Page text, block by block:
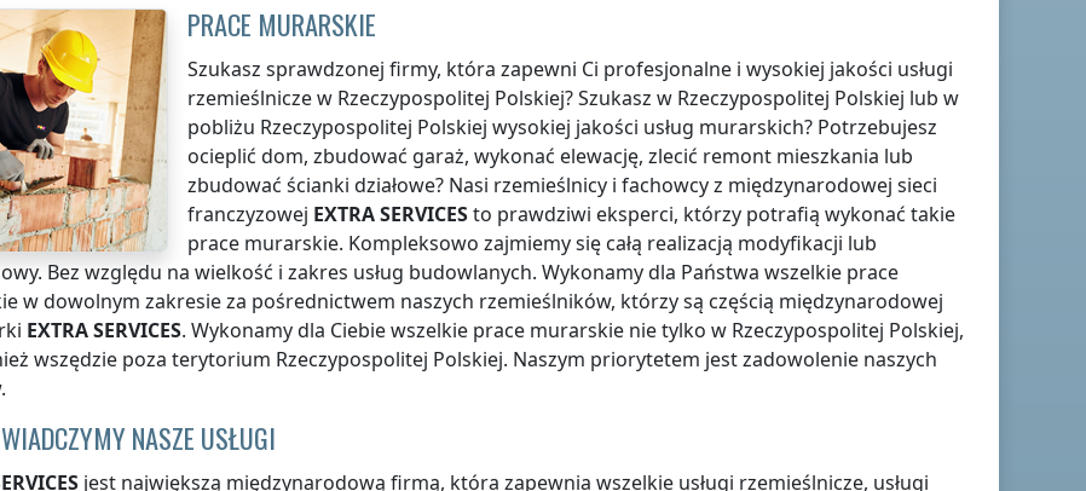
PRACE MURARSKIE
Szukasz sprawdzonej firmy, która zapewni Ci profesjonalne i wysokiej jakości usługi
rzemieślniczew Rzeczypospolitej Polskiej? Szukasz w Rzeczypospolitej Polskiej lub w
pobliżu Rzeczypospolitej Polskiej wysokiej jakości usług murarskich? Potrzebujesz
ocieplić dom, zbudować garaż, wykonać elewację, zlecić remont mieszkania lub
zbudować ścianki działowe? Nasi rzemieślnicy i fachowcy z międzynarodowej sieci
franczyzowej EXTRA SERVICESto prawdziwi eksperci, którzy potrafią wykonać takie
prace murarskie. Kompleksowo zajmiemy się całą realizacją modyfikacji lub
Bez względu na wielkość i zakres usług budowlanych. Wykonamy dla Państwa wszelkie prace
w dowolnym zakresie za pośrednictwem naszych rzemieślników, którzy są częścią międzynarodowej
EXTRA SERVICES. Wykonamy dla Ciebie wszelkie prace murarskie nie tylko w Rzeczypospolitej Polskiej,
wszędzie poza terytorium Rzeczypospolitej Polskiej. Naszym priorytetem jest zadowolenie naszych
NASZE USŁUGI
jest największą międzynarodową firmą, która zapewnia wszelkie usługi rzemieślnicze, usługi